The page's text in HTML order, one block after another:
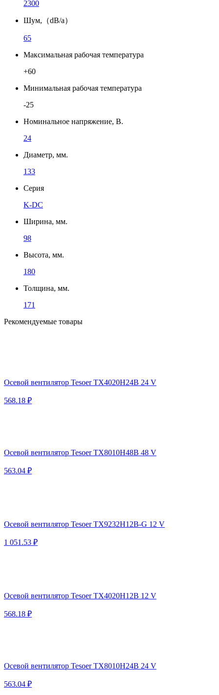
2300
Шум,（dB/a）
65
Максимальная рабочая температура
+60
Минимальная рабочая температура
-25
Номинальное напряжение, В.
24
Диаметр, мм.
133
Серия
K-DC
Ширина, мм.
98
Высота, мм.
180
Толщина, мм.
171
Рекомендуемые товары
Осевой вентилятор Tesoer TX4020H24B 24 V
568.18 ₽
Осевой вентилятор Tesoer TX8010H48B 48 V
563.04 ₽
Осевой вентилятор Tesoer TX9232H12B-G 12 V
1 051.53 ₽
Осевой вентилятор Tesoer TX4020H12B 12 V
568.18 ₽
Осевой вентилятор Tesoer TX8010H24B 24 V
563.04 ₽